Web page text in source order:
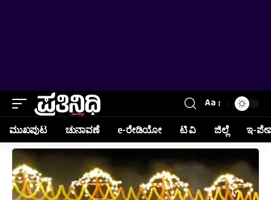
Aa
ಮುಖಪುಟ ಚುನಾವಣೆ e-ರೇಡಿಯೋ ಟಿ ವಿ ಜಿಲ್ಲೆ ಇ-